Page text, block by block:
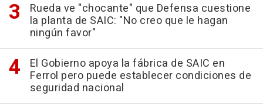
Rueda ve "chocante" que Defensa cuestione
la planta de SAIC: "No creo que le hagan
ningún favor"
El Gobierno apoya la fábrica de SAIC en
Ferrol pero puede establecer condiciones de
seguridad nacional